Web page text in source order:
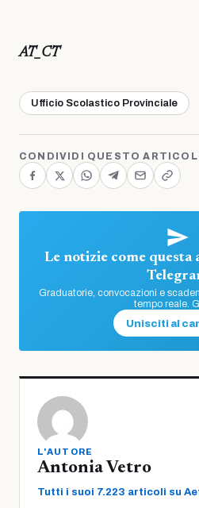
AT_CT
Ufficio Scolastico Provinciale
CONDIVIDI QUESTO
Le notizie come
Graduatorie, convocazioni e
tempo reale.
Unisciti al
L'AUTORE
Antonia Vetro
Tutti i suoi 7.223 articoli su